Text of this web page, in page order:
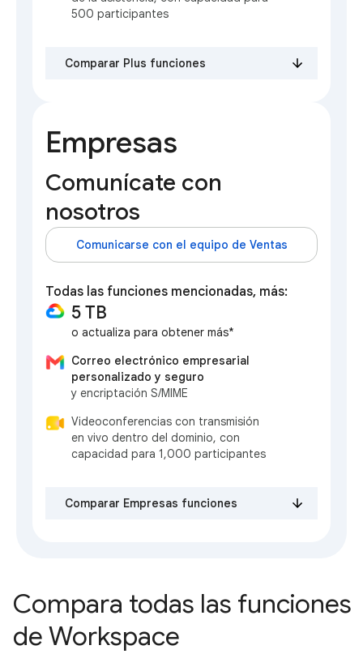
500 participantes
Comparar Plus funciones
Empresas
Comunícate con
nosotros
Comunicarse con el equipo de Ventas
Todas las funciones mencionadas, más:
5 TB
o actualiza para obtener más*
Correo electrónico empresarial
personalizado y seguro
y encriptación S/MIME
Videoconferencias con transmisión
en vivo dentro del dominio, con
capacidad para 1,000 participantes
Comparar Empresas funciones
Compara todas las funciones
de Workspace